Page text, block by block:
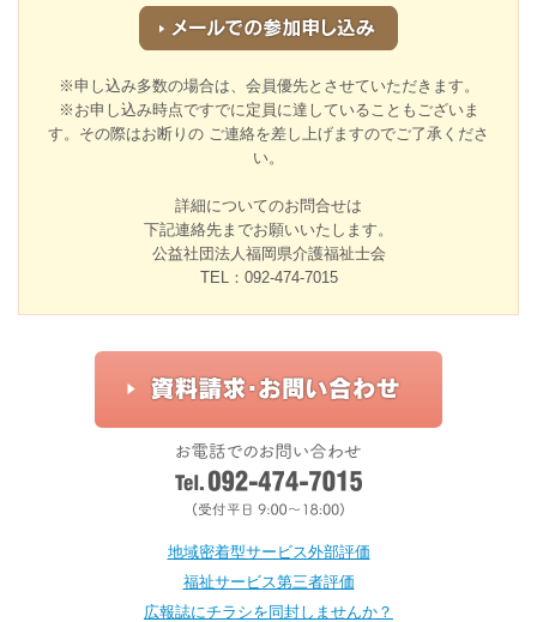
※申し込み多数の場合は、会員優先とさせていただきます。
※お申し込み時点ですでに定員に達していることもございま
す。その際はお断りの ご連絡を差し上げますのでご了承くださ
い。
詳細についてのお問合せは
下記連絡先までお願いいたします。
公益社団法人福岡県介護福祉士会
TEL：092-474-7015
地域密着型サービス外部評価
福祉サービス第三者評価
広報誌にチラシを同封しませんか？